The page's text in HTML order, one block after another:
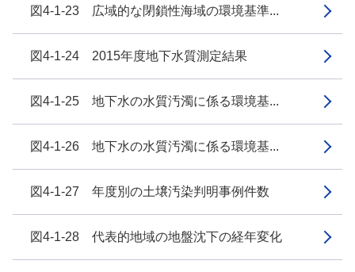
図4-1-23 広域的な閉鎖性海域の環境基準...
図4-1-24 2015年度地下水質測定結果
図4-1-25 地下水の水質汚濁に係る環境基...
図4-1-26 地下水の水質汚濁に係る環境基...
図4-1-27 年度別の土壌汚染判明事例件数
図4-1-28 代表的地域の地盤沈下の経年変化